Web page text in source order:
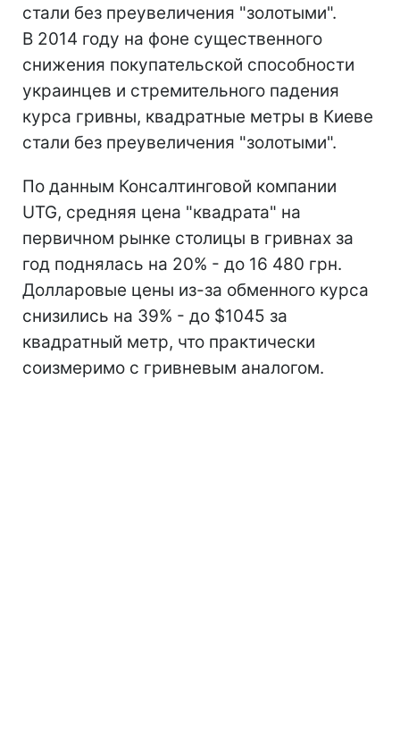
стали без преувеличения "золотыми".
В 2014 году на фоне существенного
снижения покупательской способности
украинцев и стремительного падения
курса гривны, квадратные метры в Киеве
стали без преувеличения "золотыми".
По данным Консалтинговой компании
UTG, средняя цена "квадрата" на
первичном рынке столицы в гривнах за
год поднялась на 20% - до 16 480 грн.
Долларовые цены из-за обменного курса
снизились на 39% - до $1045 за
квадратный метр, что практически
соизмеримо с гривневым аналогом.